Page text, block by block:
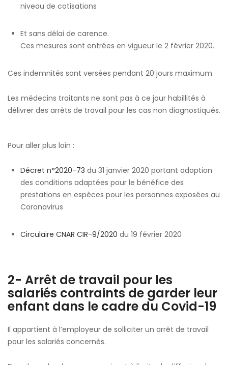
niveau de cotisations
Et sans délai de carence.
Ces mesures sont entrées en vigueur le 2 février 2020.
Ces indemnités sont versées pendant 20 jours maximum.
Les médecins traitants ne sont pas à ce jour habillités à
délivrer des arrêts de travail pour les cas non diagnostiqués.
Pour aller plus loin :
Décret n°2020-73 du 31 janvier 2020 portant adoption
des conditions adaptées pour le bénéfice des
prestations en espèces pour les personnes exposées au
Coronavirus
Circulaire CNAR CIR-9/2020 du 19 février 2020
2- Arrêt de travail pour les
salariés contraints de garder leur
enfant dans le cadre du Covid-19
Il appartient à l’employeur de solliciter un arrêt de travail
pour les salariés concernés.